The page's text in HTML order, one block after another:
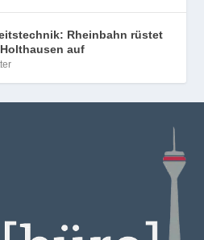
Rheinbahn rüstet
auf